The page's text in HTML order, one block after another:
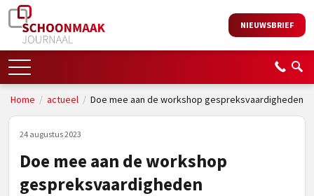
NIEUWSBRIEF
Home / actueel / Doe mee aan de workshop gespreksvaardigheden
24 augustus 2023
Doe mee aan de workshop
gespreksvaardigheden